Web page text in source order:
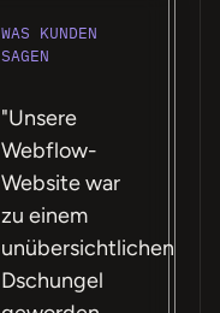
WAS KUNDEN
SAGEN
"Unsere
Webflow-
Website war
zu einem
unübersichtlichen
Dschungel